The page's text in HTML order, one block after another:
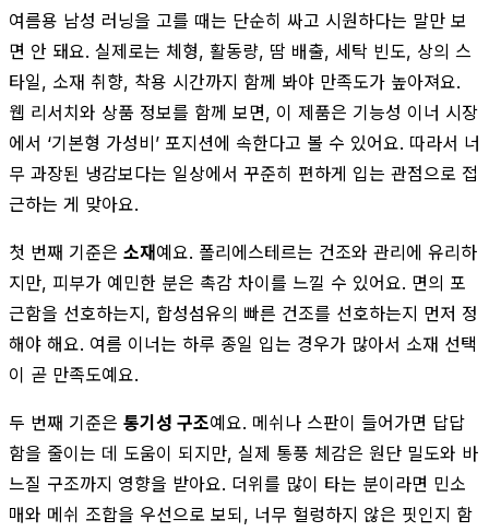
여름용 남성 러닝을 고를 때는 단순히 싸고 시원하다는 말만 보
면 안 돼요. 실제로는 체형, 활동량, 땀 배출, 세탁 빈도, 상의 스
타일, 소재 취향, 착용 시간까지 함께 봐야 만족도가 높아져요.
웹 리서치와 상품 정보를 함께 보면, 이 제품은 기능성 이너 시장
에서 ‘기본형 가성비’ 포지션에 속한다고 볼 수 있어요. 따라서 너
무 과장된 냉감보다는 일상에서 꾸준히 편하게 입는 관점으로 접
근하는 게 맞아요.
첫 번째 기준은 소재예요. 폴리에스테르는 건조와 관리에 유리하
지만, 피부가 예민한 분은 촉감 차이를 느낄 수 있어요. 면의 포
근함을 선호하는지, 합성섬유의 빠른 건조를 선호하는지 먼저 정
해야 해요. 여름 이너는 하루 종일 입는 경우가 많아서 소재 선택
이 곧 만족도예요.
두 번째 기준은 통기성 구조예요. 메쉬나 스판이 들어가면 답답
함을 줄이는 데 도움이 되지만, 실제 통풍 체감은 원단 밀도와 바
느질 구조까지 영향을 받아요. 더위를 많이 타는 분이라면 민소
매와 메쉬 조합을 우선으로 보되, 너무 헐렁하지 않은 핏인지 함